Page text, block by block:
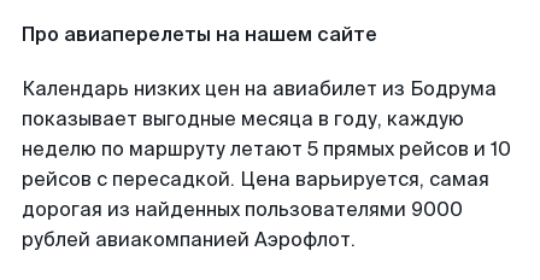
Про авиаперелеты на нашем сайте
Календарь низких цен на авиабилет из Бодрума
показывает выгодные месяца в году, каждую
неделю по маршруту летают 5 прямых рейсов и 10
рейсов с пересадкой. Цена варьируется, самая
дорогая из найденных пользователями 9000
рублей авиакомпанией Аэрофлот.